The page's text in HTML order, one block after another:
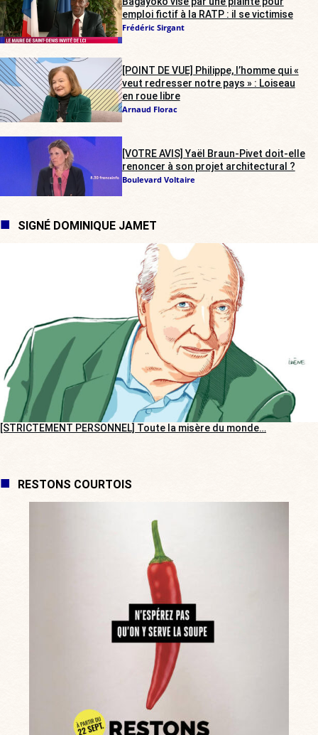
emploi fictif à la RATP : il se victimise
Frédéric Sirgant
[POINT DE VUE] Philippe, l’homme qui «
veut redresser notre pays » : Loiseau
en roue libre
Arnaud Florac
[VOTRE AVIS] Yaël Braun-Pivet doit-elle
renoncer à son projet architectural ?
Boulevard Voltaire
SIGNÉ DOMINIQUE JAMET
[STRICTEMENT PERSONNEL] Toute la misère du monde…
RESTONS COURTOIS